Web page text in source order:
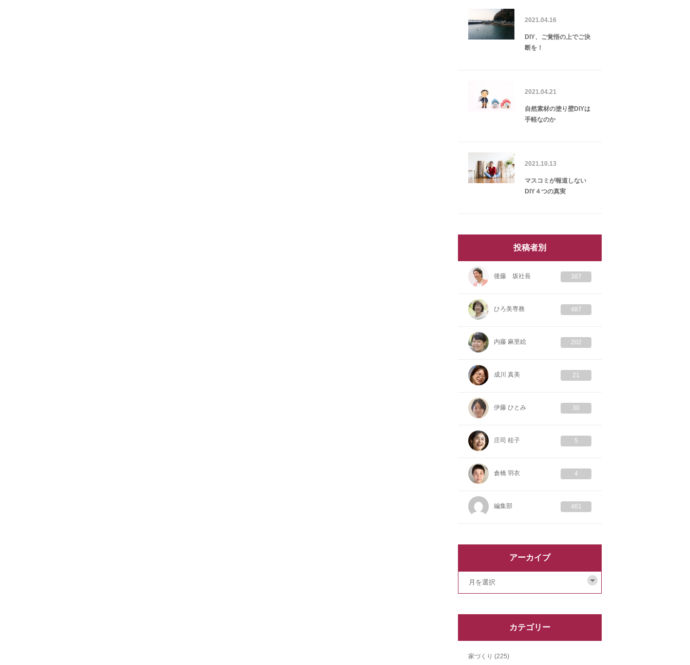
2021.04.16
DIY、ご覚悟の上でご決
断を！
2021.04.21
自然素材の塗り壁DIYは
手軽なのか
2021.10.13
マスコミが報道しない
DIY４つの真実
投稿者別
後藤 坂社長 387
ひろ美専務 487
内藤 麻里絵 202
成川 真美 21
伊藤 ひとみ 30
庄司 桂子 5
倉橋 羽衣 4
編集部 461
アーカイブ
カテゴリー
家づくり (225)